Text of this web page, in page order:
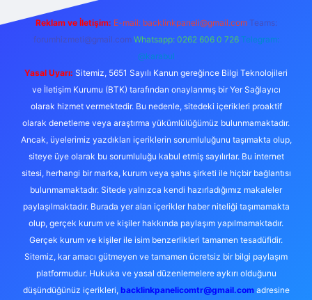
Reklam ve İletişim: E-mail: backlinkpaneli@gmail.com Teams:
forumhizmeti@gmail.com Whatsapp: 0262 606 0 726 Telegram:
@karabul
Yasal Uyarı: Sitemiz, 5651 Sayılı Kanun gereğince Bilgi Teknolojileri
ve İletişim Kurumu (BTK) tarafından onaylanmış bir Yer Sağlayıcı
olarak hizmet vermektedir. Bu nedenle, sitedeki içerikleri proaktif
olarak denetleme veya araştırma yükümlülüğümüz bulunmamaktadır.
Ancak, üyelerimiz yazdıkları içeriklerin sorumluluğunu taşımakta olup,
siteye üye olarak bu sorumluluğu kabul etmiş sayılırlar. Bu internet
sitesi, herhangi bir marka, kurum veya şahıs şirketi ile hiçbir bağlantısı
bulunmamaktadır. Sitede yalnızca kendi hazırladığımız makaleler
paylaşılmaktadır. Burada yer alan içerikler haber niteliği taşımamakta
olup, gerçek kurum ve kişiler hakkında paylaşım yapılmamaktadır.
Gerçek kurum ve kişiler ile isim benzerlikleri tamamen tesadüfidir.
Sitemiz, kar amacı gütmeyen ve tamamen ücretsiz bir bilgi paylaşım
platformudur. Hukuka ve yasal düzenlemelere aykırı olduğunu
düşündüğünüz içerikleri, backlinkpanelicomtr@gmail.comadresine